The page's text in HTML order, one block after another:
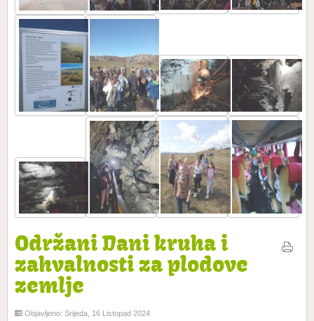
Održani Dani kruha i
zahvalnosti za plodove
zemlje
Objavljeno: Srijeda, 16 Listopad 2024